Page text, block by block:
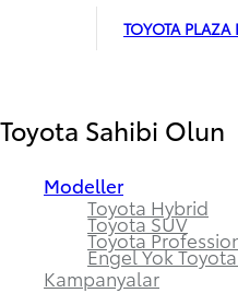
TOYOTA PLAZA
Toyota Sahibi Olun
Modeller
Toyota Hybrid
Toyota SUV
Toyota
Engel Yok
Kampanyalar